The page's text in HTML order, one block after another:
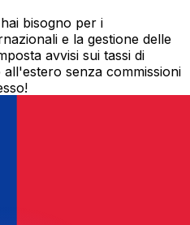
bisogno per i
e la gestione delle
avvisi sui tassi di
senza commissioni